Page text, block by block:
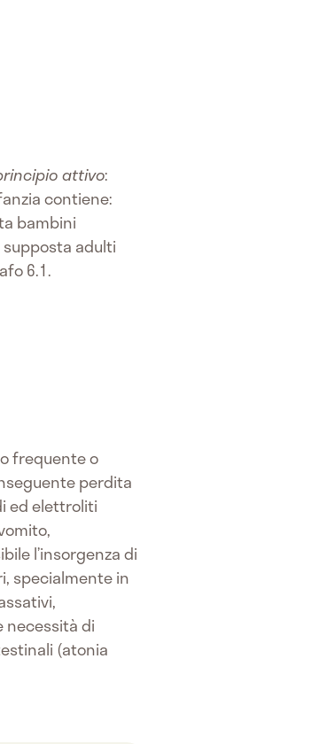
attivo:
contiene:
bambini
supposta adulti
6.1.
frequente o
perdita
ed elettroliti
l’insorgenza di
specialmente in
necessità di
(atonia